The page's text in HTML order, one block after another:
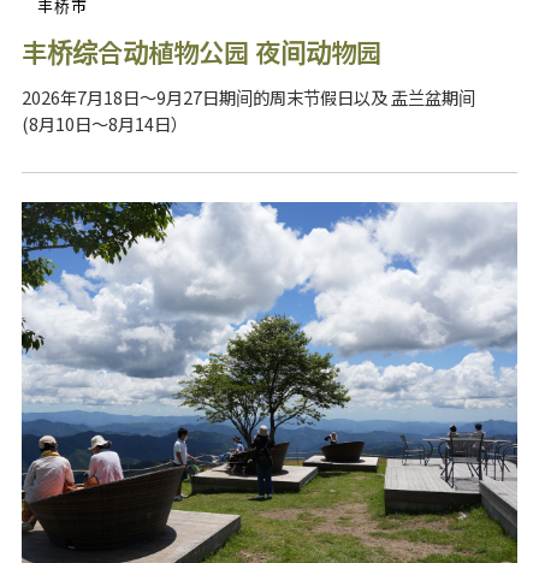
丰桥市
丰桥综合动植物公园 夜间动物园
2026年7月18日～9月27日期间的周末节假日以及 盂兰盆期间
(8月10日～8月14日）